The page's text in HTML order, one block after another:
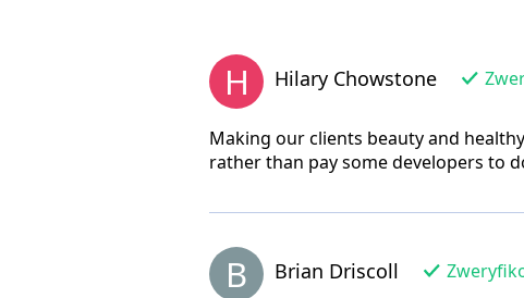
H Hilary Chowstone
Making our clients beauty and
rather than pay some developers to
B Brian Driscoll